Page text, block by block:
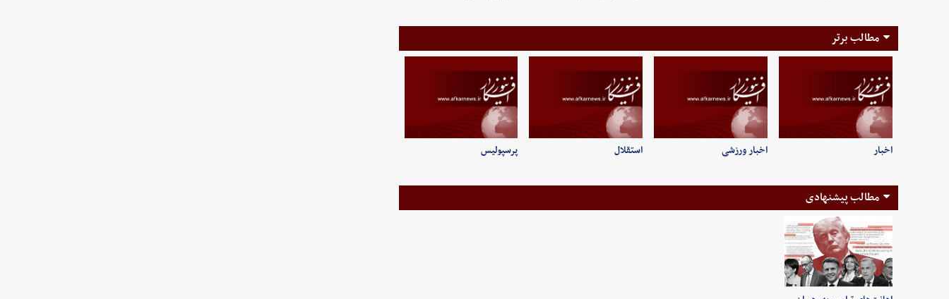
مطالب برتر
اخبار اخبار ورزشی استقلال پرسپولیس
مطالب پیشنهادی